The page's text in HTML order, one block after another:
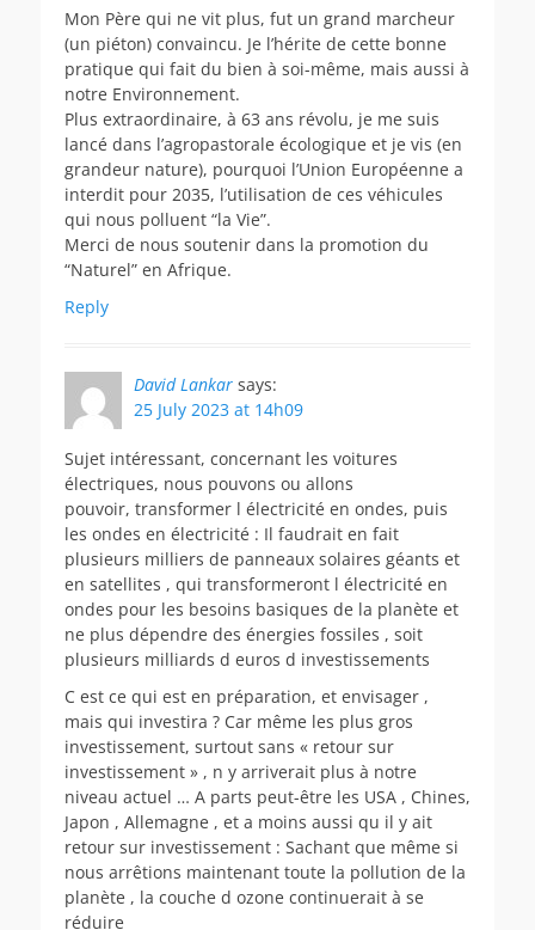
Mon Père qui ne vit plus, fut un grand marcheur
(un piéton) convaincu. Je l’hérite de cette bonne
pratique qui fait du bien à soi-même, mais aussi à
notre Environnement.
Plus extraordinaire, à 63 ans révolu, je me suis
lancé dans l’agropastorale écologique et je vis (en
grandeur nature), pourquoi l’Union Européenne a
interdit pour 2035, l’utilisation de ces véhicules
qui nous polluent “la Vie”.
Merci de nous soutenir dans la promotion du
“Naturel” en Afrique.
Reply
David Lankar says:
25 July 2023 at 14h09
Sujet intéressant, concernant les voitures
électriques, nous pouvons ou allons
pouvoir, transformer l électricité en ondes, puis
les ondes en électricité : Il faudrait en fait
plusieurs milliers de panneaux solaires géants et
en satellites , qui transformeront l électricité en
ondes pour les besoins basiques de la planète et
ne plus dépendre des énergies fossiles , soit
plusieurs milliards d euros d investissements
C est ce qui est en préparation, et envisager ,
mais qui investira ? Car même les plus gros
investissement, surtout sans « retour sur
investissement » , n y arriverait plus à notre
niveau actuel … A parts peut-être les USA , Chines,
Japon , Allemagne , et a moins aussi qu il y ait
retour sur investissement : Sachant que même si
nous arrêtions maintenant toute la pollution de la
planète , la couche d ozone continuerait à se
réduire